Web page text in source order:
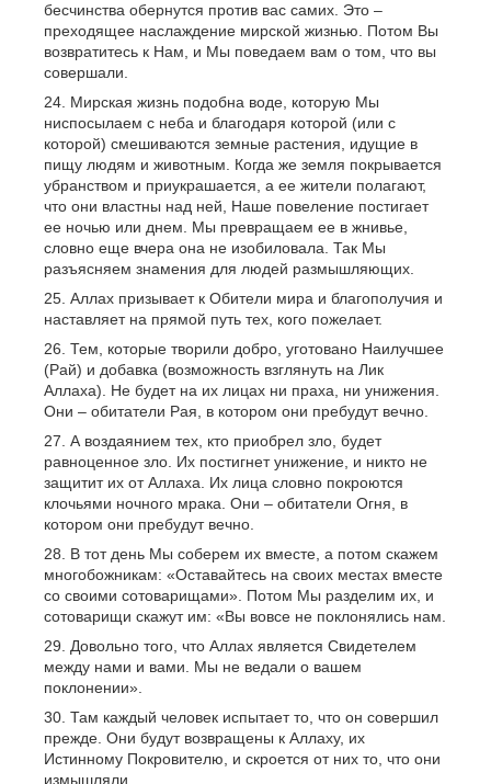
бесчинства обернутся против вас самих. Это –
преходящее наслаждение мирской жизнью. Потом Вы
возвратитесь к Нам, и Мы поведаем вам о том, что вы
совершали.
Мирская жизнь подобна воде, которую Мы
ниспосылаем с неба и благодаря которой (или с
которой) смешиваются земные растения, идущие в
пищу людям и животным. Когда же земля покрывается
убранством и приукрашается, а ее жители полагают,
что они властны над ней, Наше повеление постигает
ее ночью или днем. Мы превращаем ее в жнивье,
словно еще вчера она не изобиловала. Так Мы
разъясняем знамения для людей размышляющих.
Аллах призывает к Обители мира и благополучия и
наставляет на прямой путь тех, кого пожелает.
Тем, которые творили добро, уготовано Наилучшее
(Рай) и добавка (возможность взглянуть на Лик
Аллаха). Не будет на их лицах ни праха, ни унижения.
Они – обитатели Рая, в котором они пребудут вечно.
А воздаянием тех, кто приобрел зло, будет
равноценное зло. Их постигнет унижение, и никто не
защитит их от Аллаха. Их лица словно покроются
клочьями ночного мрака. Они – обитатели Огня, в
котором они пребудут вечно.
В тот день Мы соберем их вместе, а потом скажем
многобожникам: «Оставайтесь на своих местах вместе
со своими сотоварищами». Потом Мы разделим их, и
сотоварищи скажут им: «Вы вовсе не поклонялись нам.
Довольно того, что Аллах является Свидетелем
между нами и вами. Мы не ведали о вашем
поклонении».
Там каждый человек испытает то, что он совершил
прежде. Они будут возвращены к Аллаху, их
Истинному Покровителю, и скроется от них то, что они
измышляли.